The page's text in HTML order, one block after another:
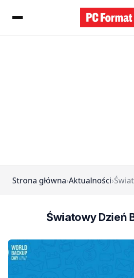
Strona główna›Aktualności›
Światowy Dzień